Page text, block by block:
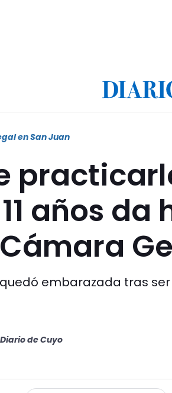
en San Juan
años da
embarazada tras
de Cuyo